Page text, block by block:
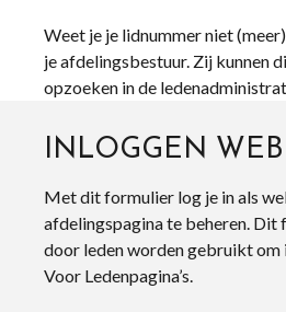
Weet je je lidnummer niet
je afdelingsbestuur. Zij kunnen
opzoeken in de
INLOGGEN
Met dit formulier log je in als
afdelingspagina te beheren. Dit
door leden worden gebruikt om
Voor Ledenpagina’s.